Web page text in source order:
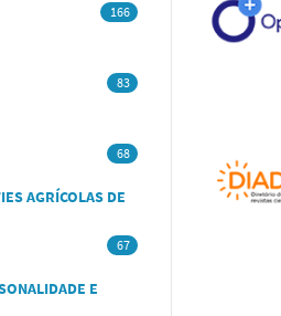
166
83
68
AGRÍCOLAS DE
67
E